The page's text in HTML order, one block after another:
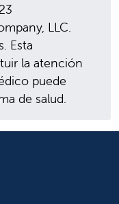
LLC.
Esta
la atención
puede
de salud.